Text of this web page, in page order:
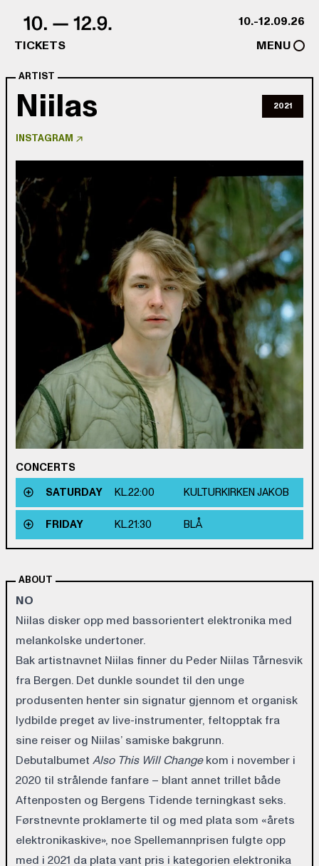
10.-12.09.26
TICKETS
MENU
ARTIST
Niilas 2021
INSTAGRAM
CONCERTS
SATURDAY
KL.22:00 KULTURKIRKEN JAKOB
FRIDAY KL.21:30 BLÅ
ABOUT
NO
Niilas disker opp med bassorientert elektronika med
melankolske undertoner.
Bak artistnavnet Niilas finner du Peder Niilas Tårnesvik
fra Bergen. Det dunkle soundet til den unge
produsenten henter sin signatur gjennom et organisk
lydbilde preget av live-instrumenter, feltopptak fra
sine reiser og Niilas’ samiske bakgrunn.
Debutalbumet Also This Will Changekom i november i
2020 til strålende fanfare – blant annet trillet både
Aftenposten og Bergens Tidende terningkast seks.
Førstnevnte proklamerte til og med plata som «årets
elektronikaskive», noe Spellemannprisen fulgte opp
med i 2021 da plata vant pris i kategorien elektronika